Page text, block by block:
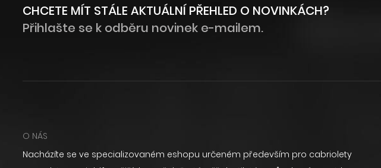
CHCETE MÍT STÁLE AKTUÁLNÍ PŘEHLED O NOVINKÁCH?
Přihlašte se k odběru novinek e-mailem.
O NÁS
Nacházíte se ve specializovaném eshopu určeném především pro cabriolety